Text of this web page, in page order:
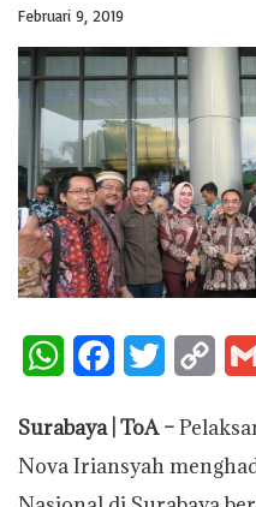
Februari 9, 2019
W
a
t
c
e
t
p
y
Surabaya | ToA –
Nova Iriansyah